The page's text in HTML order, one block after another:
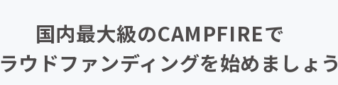
国内最大級のCAMPFIREで
ウドファンディングを始めましょう